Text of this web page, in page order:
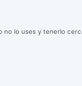
lo uses y tenerlo